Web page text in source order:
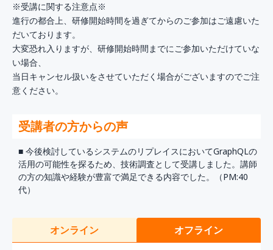
※受講に関する注意点※
進行の都合上、研修開始時間を過ぎてからのご参加はご遠慮いた
だいております。
大変恐れ入りますが、研修開始時間までにご参加いただけていな
い場合、
当日キャンセル扱いをさせていただく場合がございますのでご注
意ください。
受講者の方からの声
■ 今後検討しているシステムのリプレイスにおいてGraphQLの
活用の可能性を探るため、技術調査として受講しました。講師
の方の知識や経験が豊富で満足できる内容でした。（PM:40
代）
オンライン オフライン